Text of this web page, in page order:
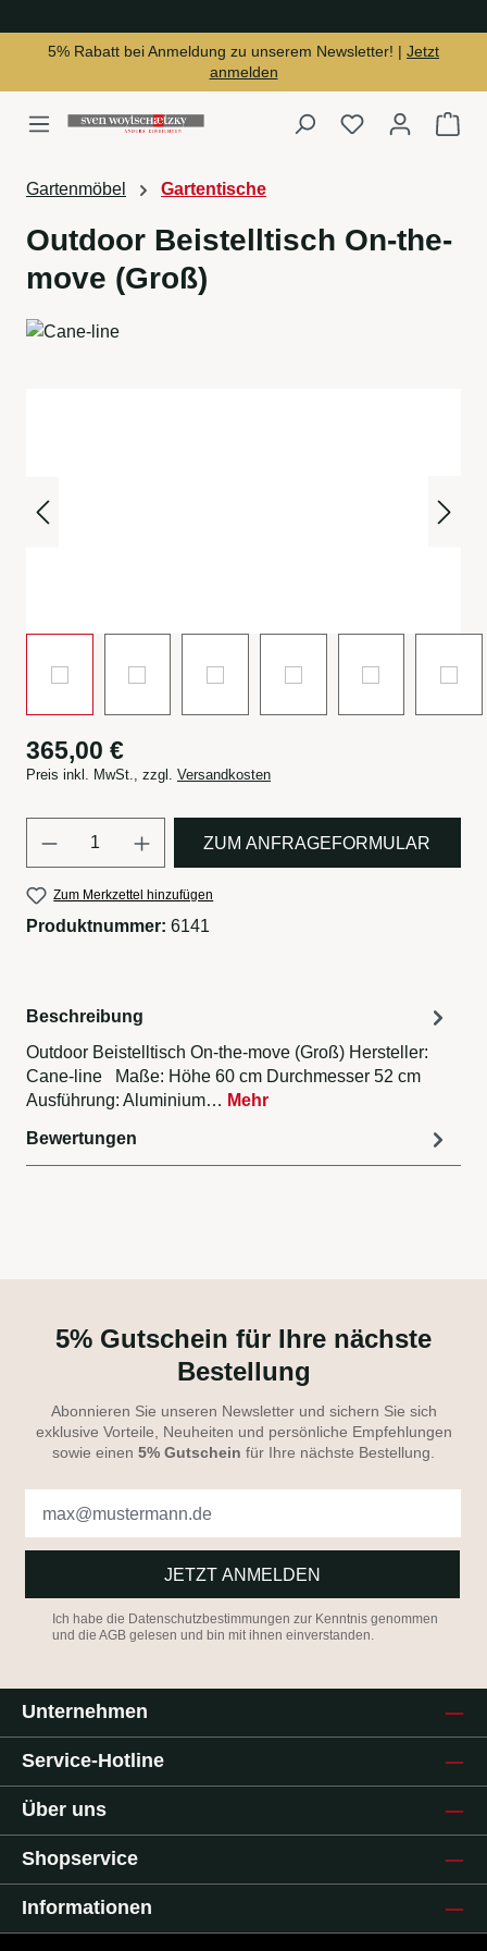
5% Rabatt bei Anmeldung zu unserem Newsletter! | Jetzt
anmelden
Du hast 0
Gartenmöbel Gartentische
Outdoor Beistelltisch On-the-
move (Groß)
365,00 €
Preis inkl. MwSt., zzgl. Versandkosten
Produkt Anzahl: Gib den
ZUM ANFRAGEFORMULAR
Zum Merkzettel hinzufügen
Produktnummer: 6141
Beschreibung
Outdoor Beistelltisch On-the-move (Groß) Hersteller:
Cane-line Maße: Höhe 60 cm Durchmesser 52 cm
Ausführung: Aluminium… Mehr
Bewertungen
5% Gutschein für Ihre nächste
Bestellung
Abonnieren Sie unseren Newsletter und sichern Sie sich
exklusive Vorteile, Neuheiten und persönliche Empfehlungen
sowie einen 5% Gutschein für Ihre nächste Bestellung.
JETZT ANMELDEN
Ich habe die Datenschutzbestimmungen zur Kenntnis genommen
und die AGB gelesen und bin mit ihnen einverstanden.
Unternehmen
Service-Hotline
Über uns
Shopservice
Informationen